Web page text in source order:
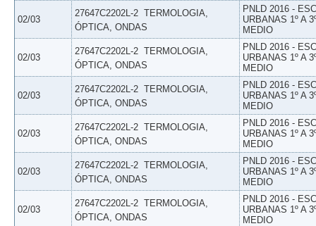
02/03
27647C2202L-2  TERMOLOGIA,
ÓPTICA, ONDAS
PNLD 2016 -
URBANAS 1º A
MEDIO
02/03
27647C2202L-2  TERMOLOGIA,
ÓPTICA, ONDAS
PNLD 2016 -
URBANAS 1º A
MEDIO
02/03
27647C2202L-2  TERMOLOGIA,
ÓPTICA, ONDAS
PNLD 2016 -
URBANAS 1º A
MEDIO
02/03
27647C2202L-2  TERMOLOGIA,
ÓPTICA, ONDAS
PNLD 2016 -
URBANAS 1º A
MEDIO
02/03
27647C2202L-2  TERMOLOGIA,
ÓPTICA, ONDAS
PNLD 2016 -
URBANAS 1º A
MEDIO
02/03
27647C2202L-2  TERMOLOGIA,
ÓPTICA, ONDAS
PNLD 2016 -
URBANAS 1º A
MEDIO